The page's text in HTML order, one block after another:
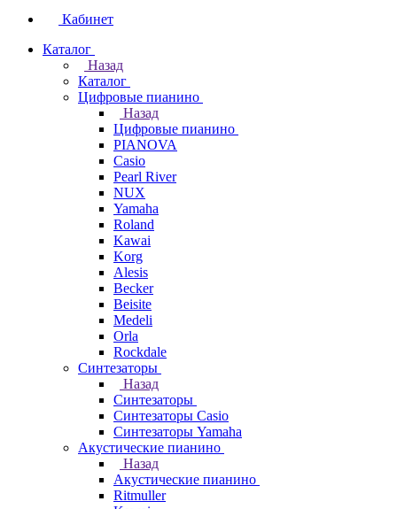
Кабинет
Каталог
Назад
Каталог
Цифровые пианино
Назад
Цифровые пианино
PIANOVA
Casio
Pearl River
NUX
Yamaha
Roland
Kawai
Korg
Alesis
Becker
Beisite
Medeli
Orla
Rockdale
Синтезаторы
Назад
Синтезаторы
Синтезаторы Casio
Синтезаторы Yamaha
Акустические пианино
Назад
Акустические пианино
Ritmuller